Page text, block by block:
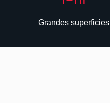
Grandes superficies